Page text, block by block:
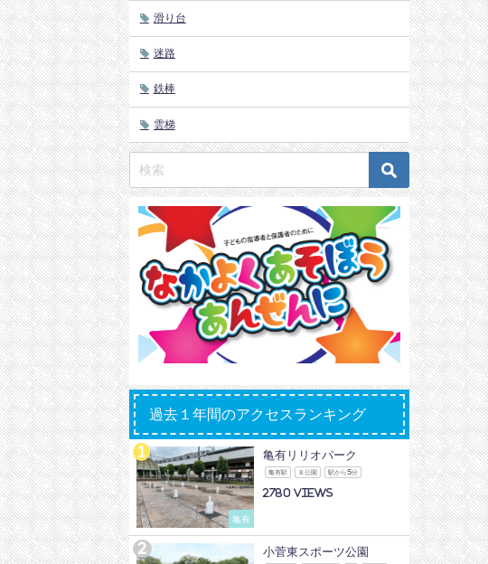
滑り台
迷路
鉄棒
雲梯
過去１年間のアクセスランキング
亀有
亀有リリオパーク
亀有駅 Ｂ公園 駅から5分
2780
小菅東スポーツ公園